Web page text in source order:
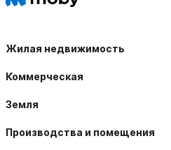
Жилая недвижимость
Коммерческая
Земля
Производства и помещения